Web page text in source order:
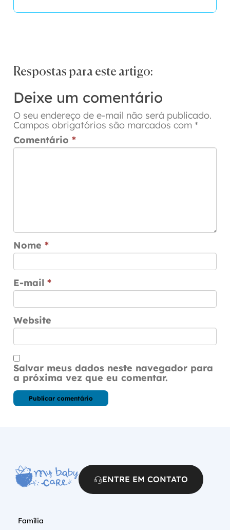
Respostas para este artigo:
Deixe um comentário
O seu endereço de e-mail não será publicado.
Campos obrigatórios são marcados com *
Comentário *
Nome *
E-mail *
Website
Salvar meus dados neste navegador para
a próxima vez que eu comentar.
ENTRE EM CONTATO
Família